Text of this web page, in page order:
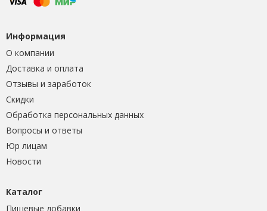
Информация
О компании
Доставка и оплата
Отзывы и заработок
Скидки
Обработка персональных данных
Вопросы и ответы
Юр лицам
Новости
Каталог
Пищевые добавки